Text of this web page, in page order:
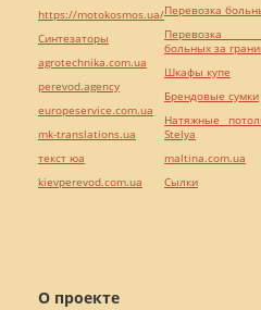
О проекте
https://motokosmos.ua/
Синтезаторы
agrotechnika.com.ua
perevod.agency
europeservice.com.ua
mk-translations.ua
текст юа
kievperevod.com.ua
Перевозка
Перевозка
больных за
Шкафы купе
Брендовые сумки
Натяжные
Stelya
maltina.com.ua
Cылки